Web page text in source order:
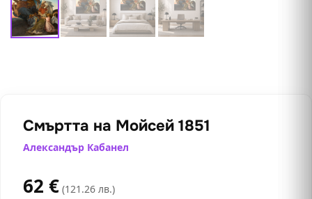
Смъртта на Мойсей 1851
Александър Кабанел
62 € (121.26 лв.)